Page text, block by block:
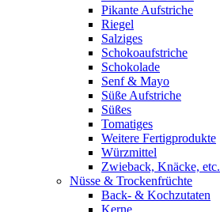
Pikante Aufstriche
Riegel
Salziges
Schokoaufstriche
Schokolade
Senf & Mayo
Süße Aufstriche
Süßes
Tomatiges
Weitere Fertigprodukte
Würzmittel
Zwieback, Knäcke, etc.
Nüsse & Trockenfrüchte
Back- & Kochzutaten
Kerne